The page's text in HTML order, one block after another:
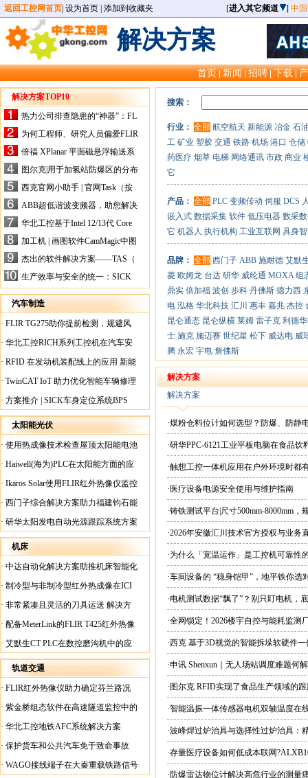
返回工控网首页 设为首页 添加到收藏夹 [进入其它频道 ] 中
解决方案
首页|新闻|招聘|下载|
解决方案TOP10
热力公司排查隐患的“神器”：FL
IR手持式热像仪，高效精准！
为何工程师、研究人员偏爱FLIR
X-HS系列热像仪？精准高效是
关键
倍福 XPlanar 平面磁悬浮输送系
统的创新应用
图尔克|用于加氢站防爆区的分布
式I/O解决方案
西克官网小助手 | 官网Task（按
任务选型）更新预告
ABB超低谐波变频器，助您解决
电气设备运行难题！
华北工控基于Intel 12/13代 Core
的ATX-6159嵌入式主板，推进
机器人市场
加工机 | 画图软件CamMagic中图
层整合的问题
杰出的软件解决方案——TAS（
Turck Automation Suite）
生产效率与安全的统一：SICK
关于机器人技术传感器解决方案
的采访
汽车制造
· FLIR TG275助你提前检测，规避风
险！
· 华北工控RICH系列工控机在汽车安
全检测行业中的应用
· RFID 在发动机装配线上的应用 新能
源汽车爆炸频发？
· TwinCAT IoT 助力优化智能车辆修理
· 方案推介 | SICK车身定位系统BPS
太阳能光伏
· 使用热成像技术检查屋顶太阳能电池
板
· Haiwell(海为)PLC在太阳能方面的应
用
· Ikaros Solar使用FLIR红外热像仪监控
已装太阳能电池板
· 西门子综合解决方案助力福建钧石能
源飞速发展
· 研华太阳发电自动光源跟踪系统方案
机床
· 中达自动化解决方案助推机床智能化
升级
· 制冷型与非制冷型红外热成像在ICI
工厂内完美配合
· 非常紧凑且灵活的刀具运送 解决方
案
· 配备MeterLink的FLIR T425红外热像
仪帮助Medite Europe Ltd加快红外检测
工作速度
· 艾默生CT PLC在数控磨沟机中的应
用
轨道交通
· FLIR红外热像仪助力确定芬兰路况
· 紫金桥组态软件在高速隧道监控中的
应用
· 华北工控地铁AFC系统解决方案
· 保护货车和公共汽车免于致命事故
· WAGO接线端子在大秦重载铁路信号
搜索：
行业： 全部 航空航天 新能源 冶金 石
工 矿业 塑胶 交通 铁路 机场 港口 仓储
药医疗 烟草 电梯 网络通讯 市政 商业
它
产品： 全部 PLC 变频传动 伺服 DCS
嵌入式 数据采集 软件 低压电器 数采
它 机器人 执行机构 工业互联网 具身
品牌： 全部 西门子 ABB 施耐德 艾默
菱 欧姆龙 台达 研华 威纶通 MOXA 组
鼎实 倍加福 波创 步科 丹佛斯 德力西
电 泓格 华北科技 汇川 惠丰 嘉兆 杰控
昆仑通态 昆仑纵横 莱姆 雷子克 利德
士 施克 施迈赛 世纪星 松下 威达电 威
腾 永宏 宇电 詹佛斯
解决方案
解决方案
·煤粉仓料位计如何选型？防爆、防静
·研华PPC-6121工业平板电脑在食品
·触想工控一体机应用在户外环境时都
·医疗设备电源安全使用与维护指南
·铸铁测试平台|尺寸500mm-8000mm，
·2026年安徽汇川技术官方授权与业务
现货直供平台
·为什么「宽温运作」是工控机可靠性
·车间设备的 “稳身铠甲”，地平铁你选
·电机测试数据“飘了”？别只盯电机，
·全网锁定！2026楼宇自控与能耗监
·西克 基于3D视觉的智能拆垛软硬件
·申讯 Shenxun｜无人场站调度难题何
·图尔克 RFID实现了食品生产领域的
·智能温振一体传感器电机双轴温度在
·波峰焊过炉治具与选择性过炉治具：
·存量医疗设备如何低成本联网
·防爆雷达物位计解决高危行业的测量